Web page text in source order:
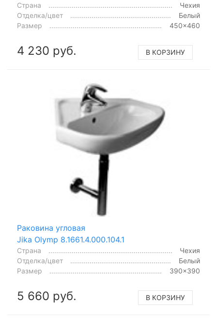
Страна
Чехия
Отделка/цвет
Белый
Размер
450x460
4 230 руб. В КОРЗИНУ
Раковина угловая
Jika Olymp 8.1661.4.000.104.1
Страна
Чехия
Отделка/цвет
Белый
Размер
390x390
5 660 руб. В КОРЗИНУ